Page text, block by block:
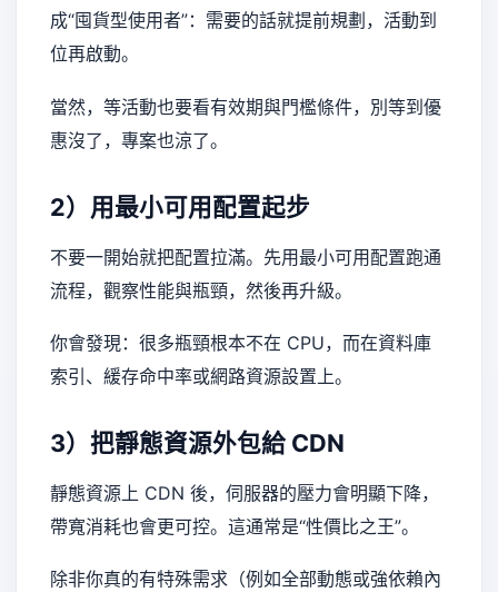
成“囤貨型使用者”：需要的話就提前規劃，活動到
位再啟動。
當然，等活動也要看有效期與門檻條件，別等到優
惠沒了，專案也涼了。
2）用最小可用配置起步
不要一開始就把配置拉滿。先用最小可用配置跑通
流程，觀察性能與瓶頸，然後再升級。
你會發現：很多瓶頸根本不在 CPU，而在資料庫
索引、緩存命中率或網路資源設置上。
3）把靜態資源外包給 CDN
靜態資源上 CDN 後，伺服器的壓力會明顯下降，
帶寬消耗也會更可控。這通常是“性價比之王”。
除非你真的有特殊需求（例如全部動態或強依賴內